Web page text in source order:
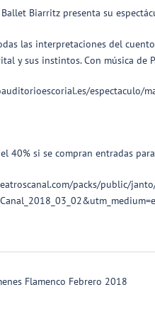
Biarritz presenta su
las interpretaciones del
y sus instintos. Con música de
espectaculo/
40% si se compran entradas
packs/public/
Flamenco Febrero 2018